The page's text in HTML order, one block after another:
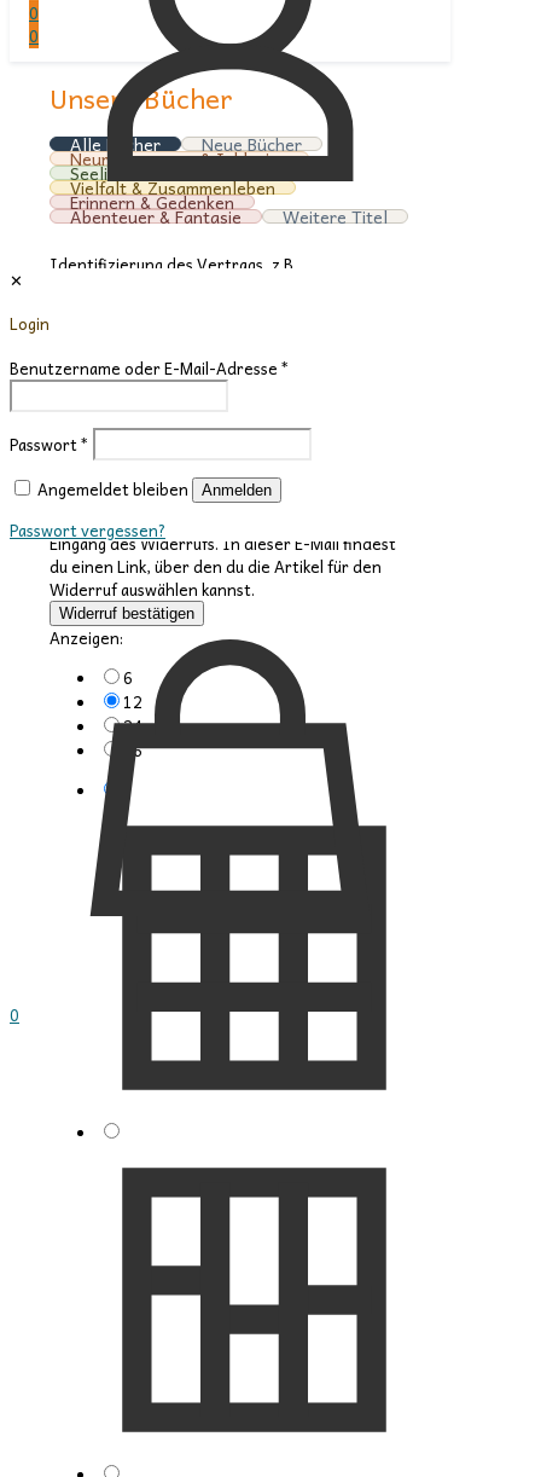
✕
Login
Benutzername oder E-Mail-Adresse*
Passwort*
Angemeldet bleiben
Anmelden
Passwort vergessen?
0
0
0
Unsere Bücher
Alle Bücher Neue Bücher
Neurodivergenz & Inklusion
Seelische Gesundheit
Vielfalt & Zusammenleben
Erinnern & Gedenken
Abenteuer & Fantasie Weitere Titel
Identifizierung des Vertrags, z.B.
Nachname
Ich möchte bestimmte Positionen für den
Widerruf auswählen.(optional)
Du erhältst eine E-Mail-Bestätigung über den
Eingang des Widerrufs. In dieser E-Mail findest
du einen Link, über den du die Artikel für den
Widerruf auswählen kannst.
Widerruf bestätigen
Anzeigen:
6
12
24
36